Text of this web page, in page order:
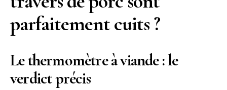
parfaitement cuits ?
Le thermomètre à viande : le
verdict précis